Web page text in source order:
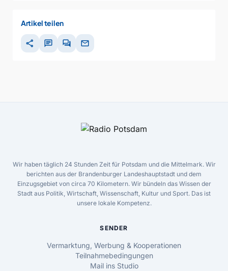
Artikel teilen
share chat forum mail
Wir haben täglich 24 Stunden Zeit für Potsdam und die Mittelmark. Wir
berichten aus der Brandenburger Landeshauptstadt und dem
Einzugsgebiet von circa 70 Kilometern. Wir bündeln das Wissen der
Stadt aus Politik, Wirtschaft, Wissenschaft, Kultur und Sport. Das ist
unsere lokale Kompetenz.
SENDER
Vermarktung, Werbung & Kooperationen
Teilnahmebedingungen
Mail ins Studio